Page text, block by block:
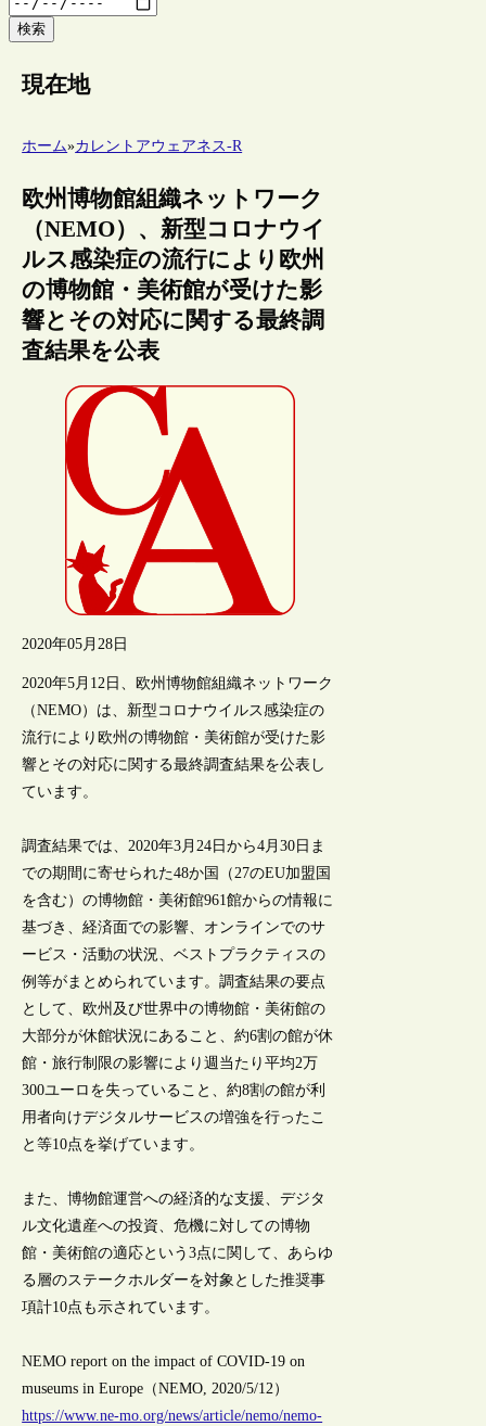
検索
現在地
ホーム»カレントアウェアネス-R
欧州博物館組織ネットワーク
（NEMO）、新型コロナウイ
ルス感染症の流行により欧州
の博物館・美術館が受けた影
響とその対応に関する最終調
査結果を公表
2020年05月28日
2020年5月12日、欧州博物館組織ネットワーク
（NEMO）は、新型コロナウイルス感染症の
流行により欧州の博物館・美術館が受けた影
響とその対応に関する最終調査結果を公表し
ています。
調査結果では、2020年3月24日から4月30日ま
での期間に寄せられた48か国（27のEU加盟国
を含む）の博物館・美術館961館からの情報に
基づき、経済面での影響、オンラインでのサ
ービス・活動の状況、ベストプラクティスの
例等がまとめられています。調査結果の要点
として、欧州及び世界中の博物館・美術館の
大部分が休館状況にあること、約6割の館が休
館・旅行制限の影響により週当たり平均2万
300ユーロを失っていること、約8割の館が利
用者向けデジタルサービスの増強を行ったこ
と等10点を挙げています。
また、博物館運営への経済的な支援、デジタ
ル文化遺産への投資、危機に対しての博物
館・美術館の適応という3点に関して、あらゆ
る層のステークホルダーを対象とした推奨事
項計10点も示されています。
NEMO report on the impact of COVID-19 on
museums in Europe（NEMO, 2020/5/12）
https://www.ne-mo.org/news/article/nemo/nemo-